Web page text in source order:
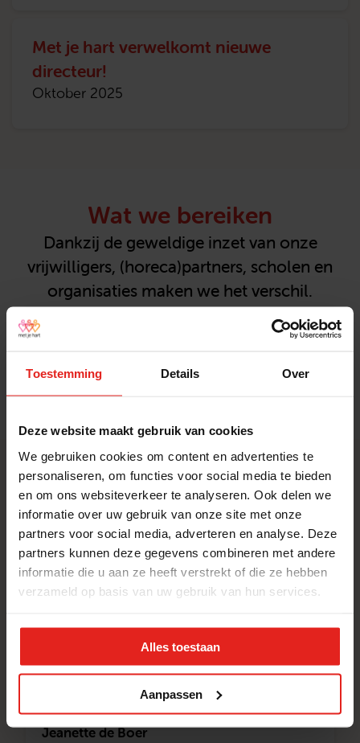
Toestemming Details Over
Deze website maakt gebruik van cookies
We gebruiken cookies om content en advertenties te
personaliseren, om functies voor social media te bieden
en om ons websiteverkeer te analyseren. Ook delen we
informatie over uw gebruik van onze site met onze
partners voor social media, adverteren en analyse. Deze
partners kunnen deze gegevens combineren met andere
informatie die u aan ze heeft verstrekt of die ze hebben
verzameld op basis van uw gebruik van hun services.
Alles toestaan
Aanpassen
Met je hart verwelkomt nieuwe
directeur!
Oktober 2025
Wat we bereiken
Dankzij de geweldige inzet van onze
vrijwilligers, (horeca)partners, scholen en
organisaties maken we het verschil.
Download hieronder onze landelijke
Kernteam
Dit zijn de kernteamvrijwilligers van Met
je hart Hollands Kroon
Coördinator
Stuur een e-mail
Jeanette de Boer